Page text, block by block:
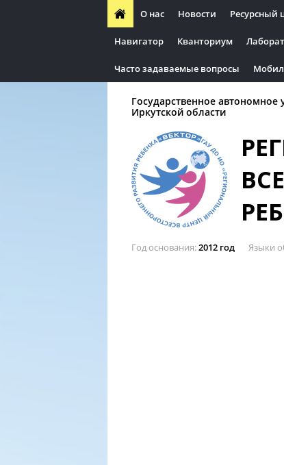
О нас Новости Ресурсный
Навигатор Кванториум
Часто задаваемые вопросы
Государственное
Иркутской области
Год основания 2012 год Языки